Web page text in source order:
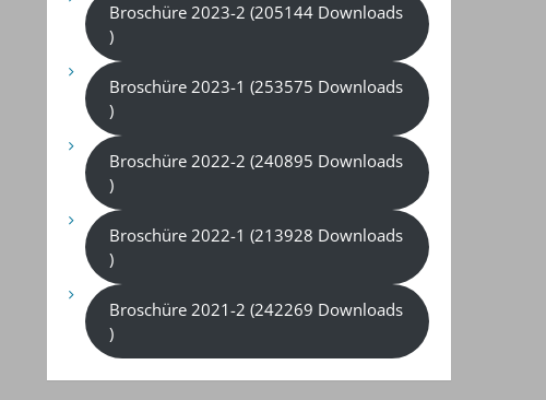
Broschüre 2023-2 (205144 Downloads
)
Broschüre 2023-1 (253575 Downloads
)
Broschüre 2022-2 (240895 Downloads
)
Broschüre 2022-1 (213928 Downloads
)
Broschüre 2021-2 (242269 Downloads
)